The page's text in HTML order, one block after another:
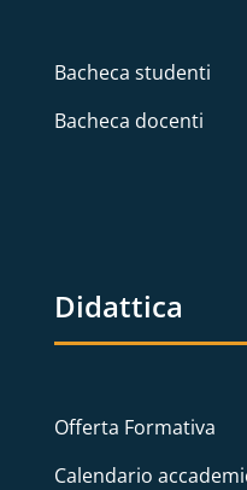
Bacheca studenti
Bacheca docenti
Didattica
Offerta Formativa
Calendario